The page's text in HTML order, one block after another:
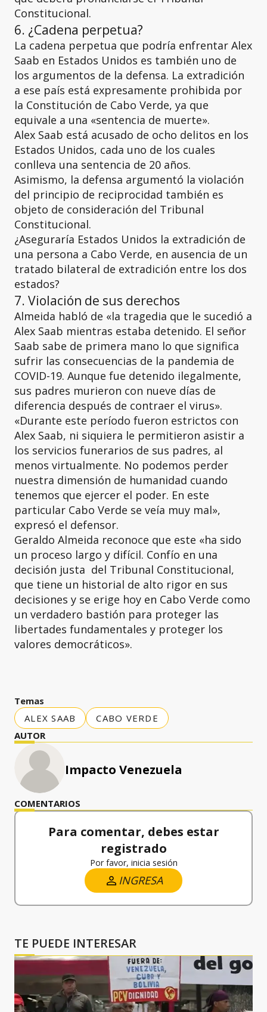
Constitucional.
6. ¿Cadena perpetua?
La cadena perpetua que podría enfrentar Alex
Saab en Estados Unidos es también uno de
los argumentos de la defensa. La extradición
a ese país está expresamente prohibida por
la Constitución de Cabo Verde, ya que
equivale a una «sentencia de muerte».
Alex Saab está acusado de ocho delitos en los
Estados Unidos, cada uno de los cuales
conlleva una sentencia de 20 años.
Asimismo, la defensa argumentó la violación
del principio de reciprocidad también es
objeto de consideración del Tribunal
Constitucional.
¿Aseguraría Estados Unidos la extradición de
una persona a Cabo Verde, en ausencia de un
tratado bilateral de extradición entre los dos
estados?
7. Violación de sus derechos
Almeida habló de «la tragedia que le sucedió a
Alex Saab mientras estaba detenido. El señor
Saab sabe de primera mano lo que significa
sufrir las consecuencias de la pandemia de
COVID-19. Aunque fue detenido ilegalmente,
sus padres murieron con nueve días de
diferencia después de contraer el virus».
«Durante este período fueron estrictos con
Alex Saab, ni siquiera le permitieron asistir a
los servicios funerarios de sus padres, al
menos virtualmente. No podemos perder
nuestra dimensión de humanidad cuando
tenemos que ejercer el poder. En este
particular Cabo Verde se veía muy mal»,
expresó el defensor.
Geraldo Almeida reconoce que este «ha sido
un proceso largo y difícil. Confío en una
decisión justa del Tribunal Constitucional,
que tiene un historial de alto rigor en sus
decisiones y se erige hoy en Cabo Verde como
un verdadero bastión para proteger las
libertades fundamentales y proteger los
valores democráticos».
Temas
ALEX SAAB
CABO VERDE
AUTOR
Impacto Venezuela
COMENTARIOS
Para comentar, debes estar
registrado
Por favor, inicia sesión
INGRESA
TE PUEDE INTERESAR